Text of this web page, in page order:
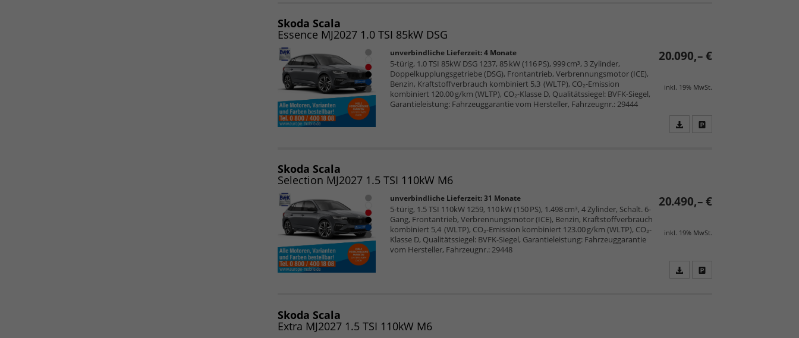
Skoda Scala
Essence MJ2027 1.0 TSI 85kW DSG
20.090,– €
inkl. 19% MwSt.
unverbindliche Lieferzeit:4 Monate
5-türig, 1.0 TSI 85kW DSG 1237, 85 kW (116 PS), 999 cm³, 3 Zylinder,
Doppelkupplungsgetriebe (DSG), Frontantrieb, Verbrennungsmotor (ICE),
Benzin, Kraftstoffverbrauch kombiniert 5,3 (WLTP), CO₂-Emission
kombiniert 120.00 g/km (WLTP), CO₂-Klasse D, Qualitätssiegel: BVFK-Siegel,
Garantieleistung: Fahrzeuggarantie vom Hersteller, Fahrzeugnr.: 29444
Skoda Scala
Selection MJ2027 1.5 TSI 110kW M6
20.490,– €
inkl. 19% MwSt.
unverbindliche Lieferzeit:31 Monate
5-türig, 1.5 TSI 110kW 1259, 110 kW (150 PS), 1.498 cm³, 4 Zylinder, Schalt. 6-
Gang, Frontantrieb, Verbrennungsmotor (ICE), Benzin, Kraftstoffverbrauch
kombiniert 5,4 (WLTP), CO₂-Emission kombiniert 123.00 g/km (WLTP), CO₂-
Klasse D, Qualitätssiegel: BVFK-Siegel, Garantieleistung: Fahrzeuggarantie
vom Hersteller, Fahrzeugnr.: 29448
Skoda Scala
Extra MJ2027 1.5 TSI 110kW M6